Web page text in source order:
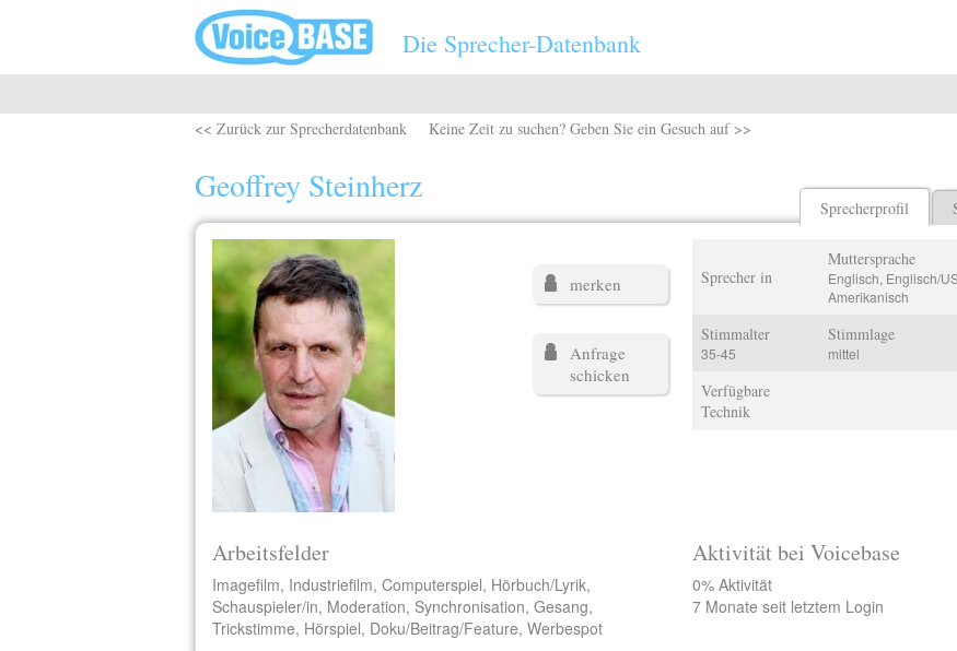
Die Sprecher-Datenbank
<< Zurück zur Sprecherdatenbank Keine Zeit zu suchen? Geben Sie ein Gesuch auf >>
Geoffrey Steinherz
Sprecherprofil
merken
Anfrage
schicken
Sprecher in
Muttersprache
Englisch, Englisch/
Amerikanisch
Stimmalter
35-45
Stimmlage
mittel
Verfügbare
Technik
Arbeitsfelder
Imagefilm, Industriefilm, Computerspiel, Hörbuch/Lyrik,
Schauspieler/in, Moderation, Synchronisation, Gesang,
Trickstimme, Hörspiel, Doku/Beitrag/Feature, Werbespot
Aktivität bei Voicebase
0% Aktivität
7 Monate seit letztem Login